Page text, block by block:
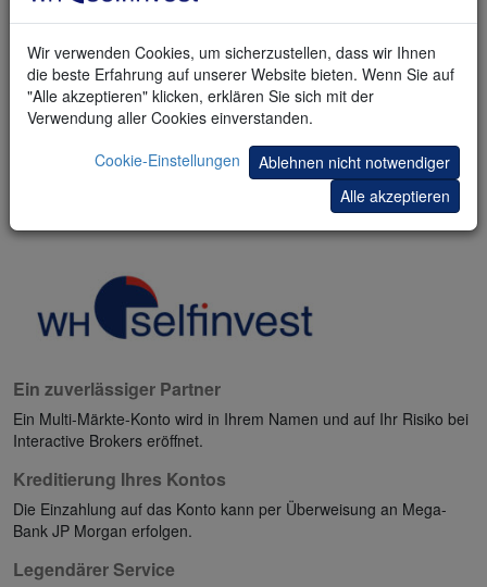
Ein Trio mit unschlagbarem Ruf
Ein zuverlässiger Partner
Ein Multi-Märkte-Konto wird in Ihrem Namen und auf Ihr Risiko bei
Interactive Brokers eröffnet.
Kreditierung Ihres Kontos
Die Einzahlung auf das Konto kann per Überweisung an Mega-
Bank JP Morgan erfolgen.
Legendärer Service
Wir verwenden Cookies, um sicherzustellen, dass wir Ihnen
die beste Erfahrung auf unserer Website bieten. Wenn Sie auf
"Alle akzeptieren" klicken, erklären Sie sich mit der
Verwendung aller Cookies einverstanden.
Cookie-Einstellungen
Ablehnen nicht notwendiger
Alle akzeptieren